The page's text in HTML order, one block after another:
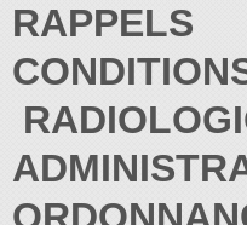
RAPPELS